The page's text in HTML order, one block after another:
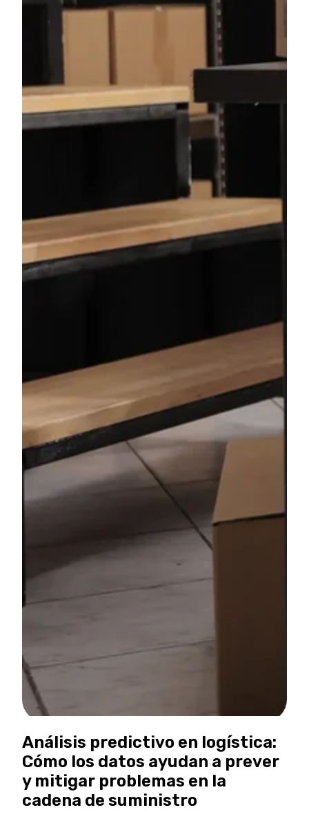
Análisis predictivo en logística:
Cómo los datos ayudan a prever
y mitigar problemas en la
cadena de suministro